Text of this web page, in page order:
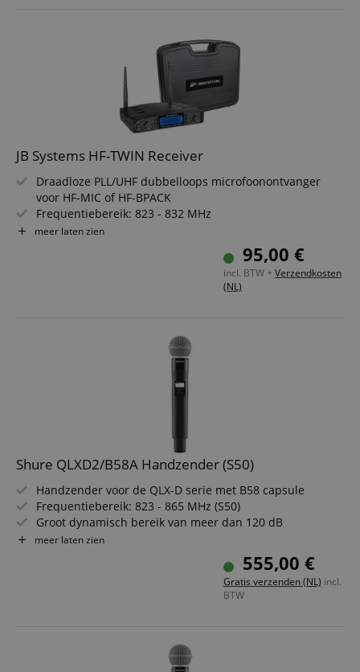
JB Systems HF-TWIN Receiver
Draadloze PLL/UHF dubbelloops microfoonontvanger
voor HF-MIC of HF-BPACK
Frequentiebereik: 823 - 832 MHz
Eenvoudige kanaalinstelling via IR-overdracht
16 selecteerbare frequenties via PLL-synthesizer
2 aparte symmetrische XLR-uitgangen
Wordt geleverd inclusief kunststof koffer
meer laten zien
95,00 €
incl. BTW + Verzendkosten
(NL)
Shure QLXD2/B58A Handzender (S50)
Handzender voor de QLX-D serie met B58 capsule
Frequentiebereik: 823 - 865 MHz (S50)
Groot dynamisch bereik van meer dan 120 dB
AES 256-bit encryptie voor een afluisterveilige
Tot 9 uur continu gebruik met twee AA alkalinebatterijen
Achtergrondverlicht LCD met eenvoudig navigatiemenu
meer laten zien
555,00 €
Gratis verzenden (NL) incl.
BTW